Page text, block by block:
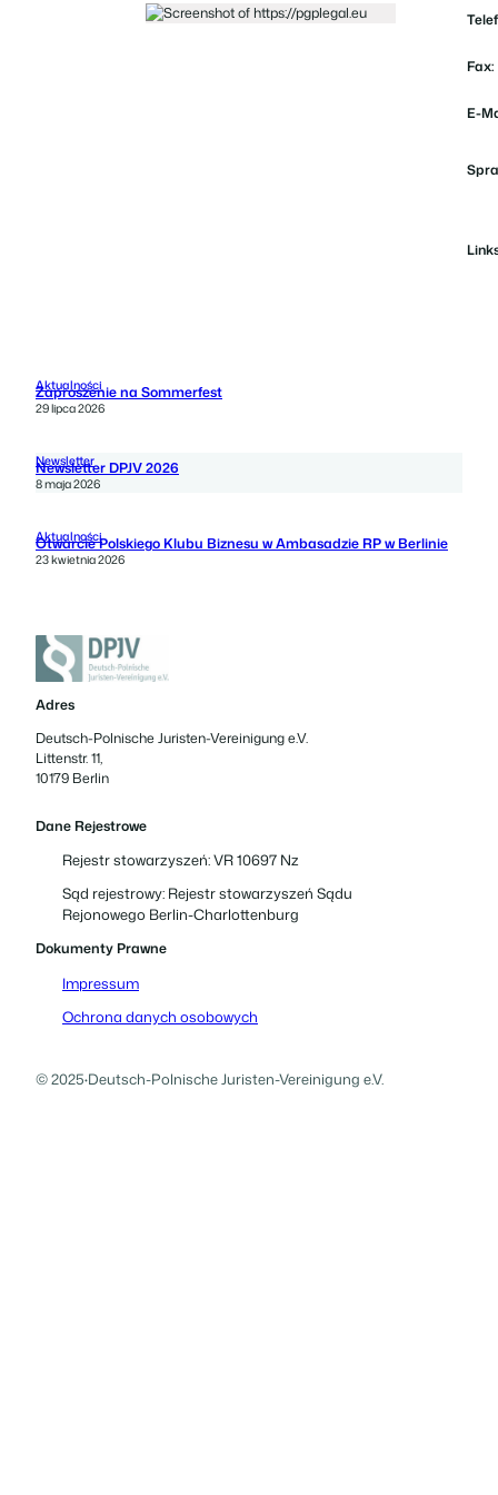
Fax:
E-
Aktualności
Zaproszenie na Sommerfest
29 lipca 2026
Newsletter
Newsletter DPJV 2026
8 maja 2026
Aktualności
Otwarcie Polskiego Klubu Biznesu w Ambasadzie RP w Berlinie
23 kwietnia 2026
Adres
Deutsch-Polnische Juristen-Vereinigung e.V.
Littenstr. 11,
10179 Berlin
Dane Rejestrowe
Rejestr stowarzyszeń: VR 10697 Nz
Sąd rejestrowy: Rejestr stowarzyszeń Sądu
Rejonowego Berlin-Charlottenburg
Dokumenty Prawne
Impressum
Ochrona danych osobowych
© 2025·Deutsch-Polnische Juristen-Vereinigung e.V.